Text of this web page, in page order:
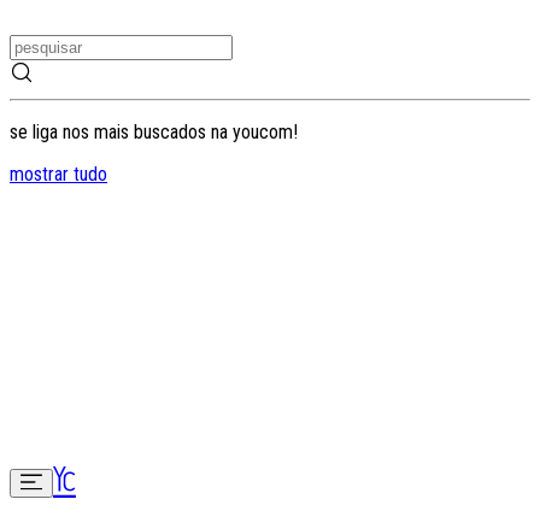
se liga nos mais buscados na youcom!
mostrar tudo